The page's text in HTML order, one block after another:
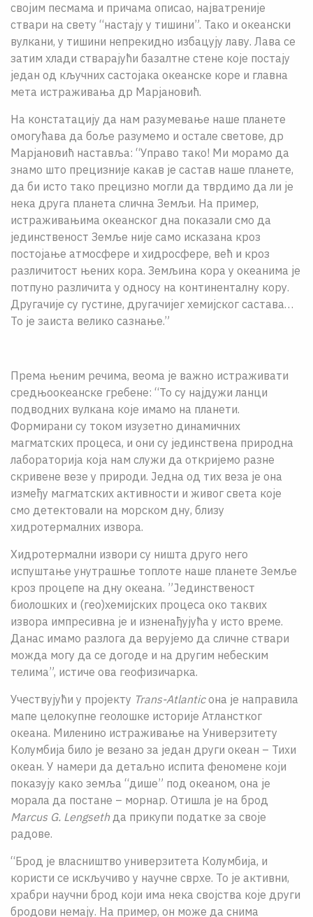
својим песмама и причама описао, најватреније
ствари на свету “настају у тишини”. Тако и океански
вулкани, у тишини непрекидно избацују лаву. Лава се
затим хлади стварајући базалтне стене које постају
један од кључних састојака океанске коре и главна
мета истраживања др Марјановић.
На констатацију да нам разумевање наше планете
омогућава да боље разумемо и остале светове, др
Марјановић наставља: “Управо тако! Ми морамо да
знамо што прецизније какав је састав наше планете,
да би исто тако прецизно могли да тврдимо да ли је
нека друга планета слична Земљи. На пример,
истраживањима океанског дна показали смо да
јединственост Земље није само исказана кроз
постојање атмосфере и хидросфере, већ и кроз
различитост њених кора. Земљина кора у океанима је
потпуно различита у односу на континенталну кору.
Другачије су густине, другачијег хемијског састава…
То је заиста велико сазнање.”
Према њеним речима, веома је важно истраживати
средњоокеанске гребене: “То су најдужи ланци
подводних вулкана које имамо на планети.
Формирани су током изузетно динамичних
магматских процеса, и они су јединствена природна
лабораторија која нам служи да откријемо разне
скривене везе у природи. Једна од тих веза је она
између магматских активности и живог света које
смо детектовали на морском дну, близу
хидротермалних извора.
Хидротермални извори су ништа друго него
испуштање унутрашње топлоте наше планете Земље
кроз процепе на дну океана. ”Јединственост
биолошких и (гео)хемијских процеса око таквих
извора импресивна је и изненађујућа у исто време.
Данас имамо разлога да верујемо да сличне ствари
можда могу да се догоде и на другим небеским
телима”, истиче ова геофизичарка.
Учествујући у пројекту Trans-Atlanticона је направила
мапе целокупне геолошке историје Атланстког
океана. Миленино истраживање на Универзитету
Колумбија било је везано за један други океан – Тихи
oкеан. У намери да детаљно испита феномене који
показују како земља “дише” под океаном, она је
морала да постане – морнар. Отишла је на брод
Marcus G. Lengsethда прикупи податке за своје
радове.
“Брод је власништво универзитета Колумбија, и
користи се искључиво у научне сврхе. То је активни,
храбри научни брод који има нека својства које други
бродови немају. На пример, он може да снима